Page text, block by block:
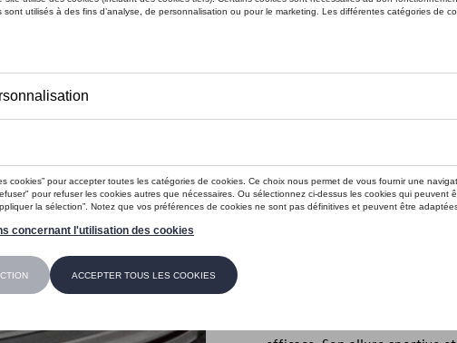
Ce produit n'est actuellement pas
Vérifiez la
Introduction
Becquet VW326 Tiguan NF
Becquet VW326 Tiguan NF
becquet de bord de toit